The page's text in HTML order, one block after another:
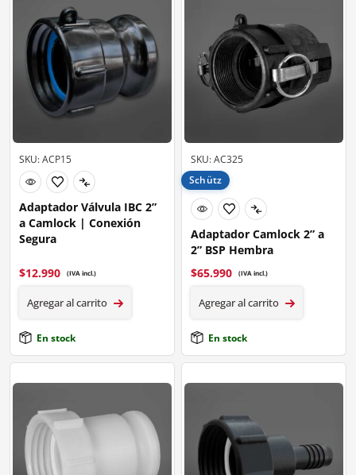
SKU: ACP15
Adaptador Válvula IBC 2”
a Camlock | Conexión
Segura
$12.990 (IVA incl.)
Agregar al carrito
En stock
SKU: AC325
Schütz
Adaptador Camlock 2” a
2” BSP Hembra
$65.990 (IVA incl.)
Agregar al carrito
En stock